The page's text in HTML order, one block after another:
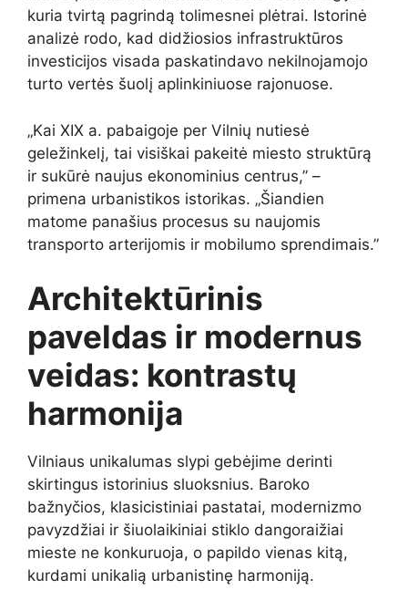
kuria tvirtą pagrindą tolimesnei plėtrai. Istorinė
analizė rodo, kad didžiosios infrastruktūros
investicijos visada paskatindavo nekilnojamojo
turto vertės šuolį aplinkiniuose rajonuose.
„Kai XIX a. pabaigoje per Vilnių nutiesė
geležinkelį, tai visiškai pakeitė miesto struktūrą
ir sukūrė naujus ekonominius centrus,” –
primena urbanistikos istorikas. „Šiandien
matome panašius procesus su naujomis
transporto arterijomis ir mobilumo sprendimais.”
Architektūrinis
paveldas ir modernus
veidas: kontrastų
harmonija
Vilniaus unikalumas slypi gebėjime derinti
skirtingus istorinius sluoksnius. Baroko
bažnyčios, klasicistiniai pastatai, modernizmo
pavyzdžiai ir šiuolaikiniai stiklo dangoraižiai
mieste ne konkuruoja, o papildo vienas kitą,
kurdami unikalią urbanistinę harmoniją.